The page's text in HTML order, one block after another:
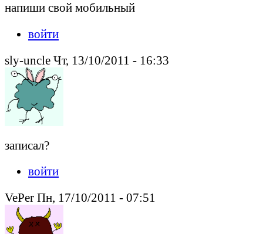
напиши свой мобильный
войти
sly-uncle Чт, 13/10/2011 - 16:33
записал?
войти
VePer Пн, 17/10/2011 - 07:51